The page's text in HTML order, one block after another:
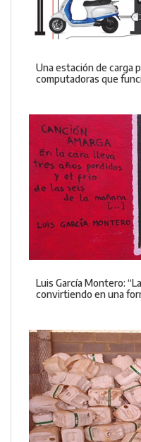
Una estación de carga
computadoras que
Luis García Montero:
convirtiendo en una